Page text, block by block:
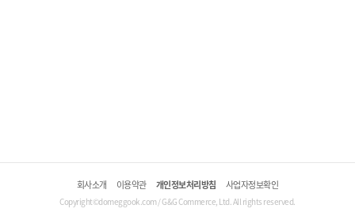
회사소개 이용약관 개인정보처리방침 사업자정보확인
Copyright©domeggook.com / G&G Commerce, Ltd. All rights reserved.